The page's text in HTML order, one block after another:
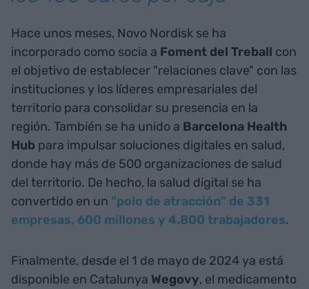
Hace unos meses, Novo Nordisk se ha
incorporado como socia a Foment del Treball con
el objetivo de establecer "relaciones clave" con las
instituciones y los líderes empresariales del
territorio para consolidar su presencia en la
región. También se ha unido a Barcelona Health
Hub para impulsar soluciones digitales en salud,
donde hay más de 500 organizaciones de salud
del territorio. De hecho, la salud digital se ha
convertido en un "polo de atracción" de 331
empresas, 600 millones y 4.800 trabajadores.
Finalmente, desde el 1 de mayo de 2024 ya está
disponible en Catalunya Wegovy, el medicamento